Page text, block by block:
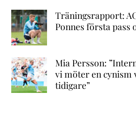
Träningsrapport:
Ponnes första pass
Mia Persson:
vi möter en cynism
tidigare”